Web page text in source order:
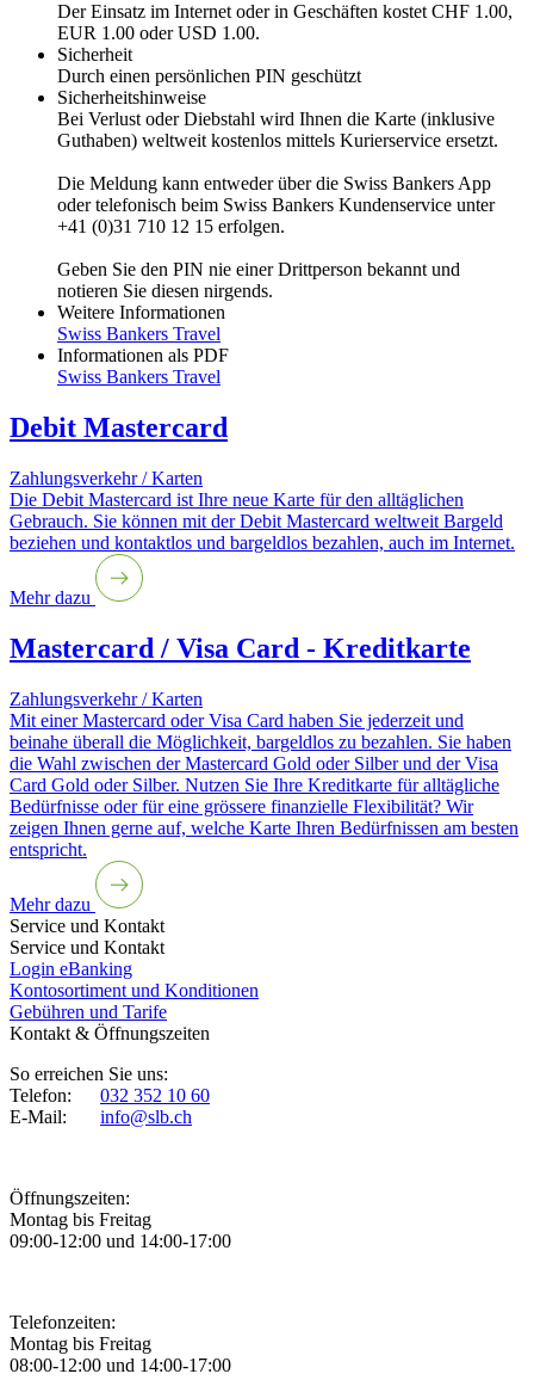
Der Einsatz im Internet oder in Geschäften kostet CHF 1.00,
EUR 1.00 oder USD 1.00.
Sicherheit
Durch einen persönlichen PIN geschützt
Sicherheitshinweise
Bei Verlust oder Diebstahl wird Ihnen die Karte (inklusive
Guthaben) weltweit kostenlos mittels Kurierservice ersetzt.
Die Meldung kann entweder über die Swiss Bankers App
oder telefonisch beim Swiss Bankers Kundenservice unter
+41 (0)31 710 12 15 erfolgen.
Geben Sie den PIN nie einer Drittperson bekannt und
notieren Sie diesen nirgends.
Weitere Informationen
Swiss Bankers Travel
Informationen als PDF
Swiss Bankers Travel
Debit Mastercard
Zahlungsverkehr / Karten
Die Debit Mastercard ist Ihre neue Karte für den alltäglichen
Gebrauch. Sie können mit der Debit Mastercard weltweit Bargeld
beziehen und kontaktlos und bargeldlos bezahlen, auch im Internet.
Mehr dazu
Mastercard / Visa Card - Kreditkarte
Zahlungsverkehr / Karten
Mit einer Mastercard oder Visa Card haben Sie jederzeit und
beinahe überall die Möglichkeit, bargeldlos zu bezahlen. Sie haben
die Wahl zwischen der Mastercard Gold oder Silber und der Visa
Card Gold oder Silber. Nutzen Sie Ihre Kreditkarte für alltägliche
Bedürfnisse oder für eine grössere finanzielle Flexibilität? Wir
zeigen Ihnen gerne auf, welche Karte Ihren Bedürfnissen am besten
entspricht.
Mehr dazu
Service und Kontakt
Service und Kontakt
Login eBanking
Kontosortiment und Konditionen
Gebühren und Tarife
Kontakt & Öffnungszeiten
So erreichen Sie uns:
Telefon: 032 352 10 60
E-Mail: info@slb.ch
Öffnungszeiten:
Montag bis Freitag
09:00-12:00 und 14:00-17:00
Telefonzeiten:
Montag bis Freitag
08:00-12:00 und 14:00-17:00